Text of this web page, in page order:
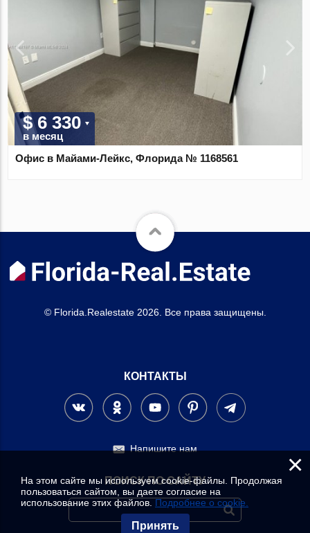
$ 6 330
в месяц
Офис в Майами-Лейкс, Флорида № 1168561
© Florida.Realestate 2026. Все права защищены.
КОНТАКТЫ
Напишите нам
ПОИСК ПО САЙТУ
×
На этом сайте мы используем cookie-файлы. Продолжая
пользоваться сайтом, вы даете согласие на
использование этих файлов. Подробнее о cookie.
Принять